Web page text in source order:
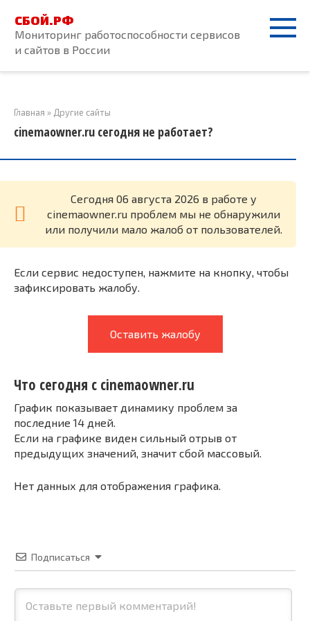
контенту
СБОЙ.РФ
Мониторинг работоспособности сервисов
и сайтов в России
Главная » Другие сайты
cinemaowner.ru сегодня не работает?
Cегодня 06 августа 2026 в работе у
cinemaowner.ru проблем мы не обнаружили
или получили мало жалоб от пользователей.
Если сервис недоступен, нажмите на кнопку, чтобы
зафиксировать жалобу.
Оставить жалобу
Что сегодня с cinemaowner.ru
График показывает динамику проблем за
последние 14 дней.
Если на графике виден сильный отрыв от
предыдущих значений, значит сбой массовый.
Нет данных для отображения графика.
Подписаться